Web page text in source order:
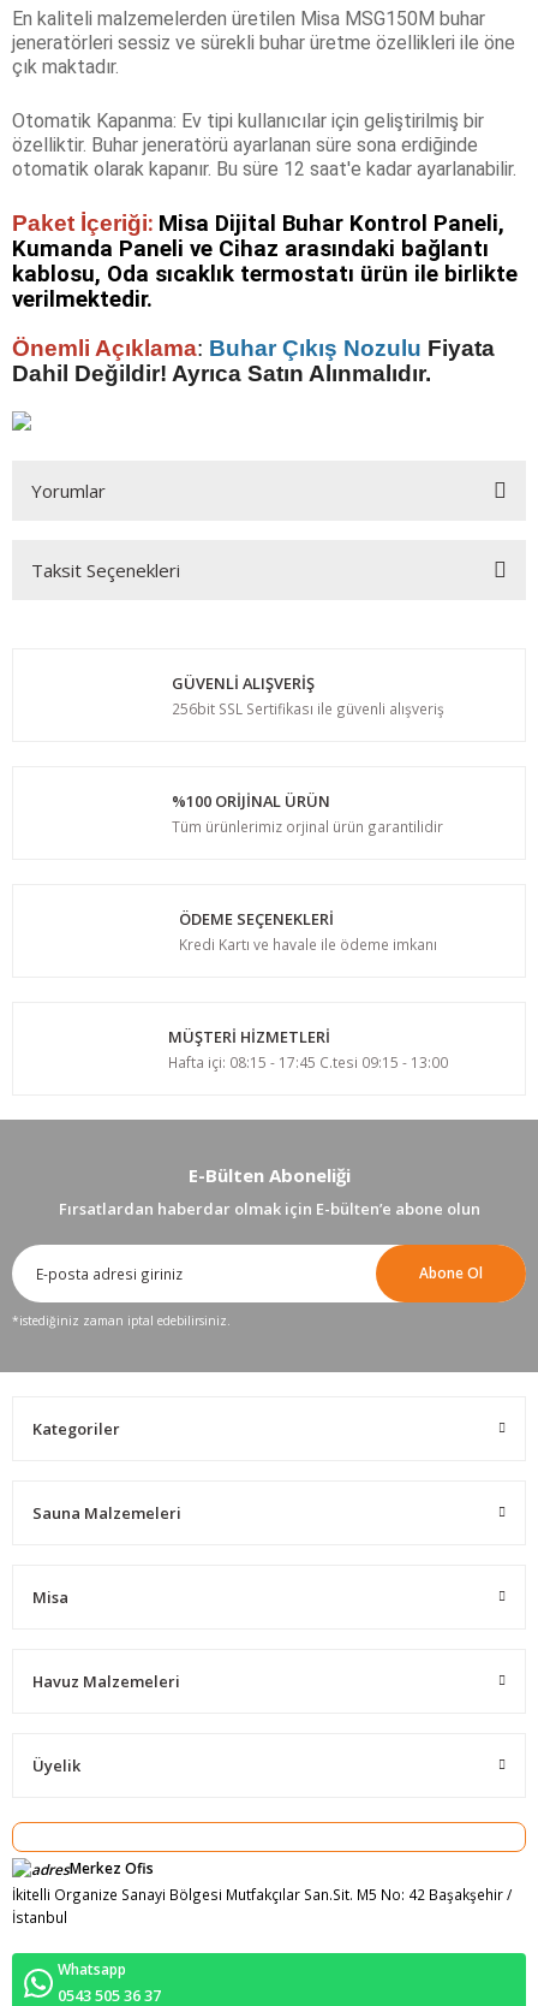
En kaliteli malzemelerden üretilen Misa MSG150M buhar
jeneratörleri sessiz ve sürekli buhar üretme özellikleri ile öne
çık maktadır.
Otomatik Kapanma: Ev tipi kullanıcılar için geliştirilmiş bir
özelliktir. Buhar jeneratörü ayarlanan süre sona erdiğinde
otomatik olarak kapanır. Bu süre 12 saat'e kadar ayarlanabilir.
Paket İçeriği: Misa Dijital Buhar Kontrol Paneli,
Kumanda Paneli ve Cihaz arasındaki bağlantı
kablosu, Oda sıcaklık termostatı ürün ile birlikte
verilmektedir.
Önemli Açıklama: Buhar Çıkış Nozulu Fiyata
Dahil Değildir! Ayrıca Satın Alınmalıdır.
Yorumlar
Taksit Seçenekleri
GÜVENLİ ALIŞVERİŞ
256bit SSL Sertifikası ile güvenli alışveriş
%100 ORİJİNAL ÜRÜN
Tüm ürünlerimiz orjinal ürün garantilidir
ÖDEME SEÇENEKLERİ
Kredi Kartı ve havale ile ödeme imkanı
MÜŞTERİ HİZMETLERİ
Hafta içi: 08:15 - 17:45 C.tesi 09:15 - 13:00
E-Bülten Aboneliği
Fırsatlardan haberdar olmak için E-bülten’e abone olun
Abone Ol
*istediğiniz zaman iptal edebilirsiniz.
Kategoriler
Sauna Malzemeleri
Misa
Havuz Malzemeleri
Üyelik
Merkez Ofis
İkitelli Organize Sanayi Bölgesi Mutfakçılar San.Sit. M5 No: 42 Başakşehir /
İstanbul
Whatsapp
0543 505 36 37